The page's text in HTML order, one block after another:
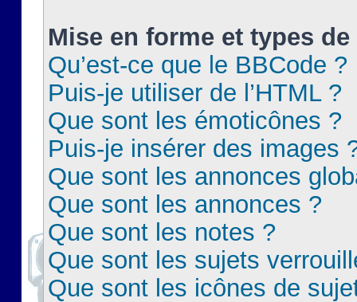
Mise en forme et types
Qu’est-ce que le BBCode ?
Puis-je utiliser de l’HTML ?
Que sont les émoticônes ?
Puis-je insérer des images
Que sont les annonces
Que sont les annonces ?
Que sont les notes ?
Que sont les sujets
Que sont les icônes de